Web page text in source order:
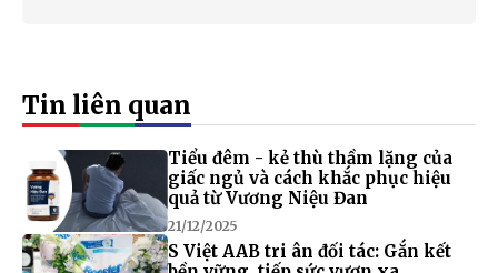
Tin liên quan
Tiểu đêm - kẻ thù thầm lặng của
giấc ngủ và cách khắc phục hiệu
quả từ Vương Niệu Đan
21/12/2025
S Việt AAB tri ân đối tác: Gắn kết